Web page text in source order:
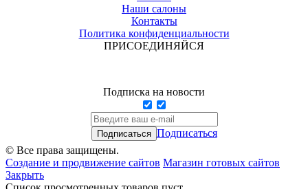
Наши салоны
Контакты
Политика конфиденциальности
ПРИСОЕДИНЯЙСЯ
Подписка на новости
Подписаться
© Все права защищены.
Создание и продвижение сайтов Магазин готовых сайтов
Закрыть